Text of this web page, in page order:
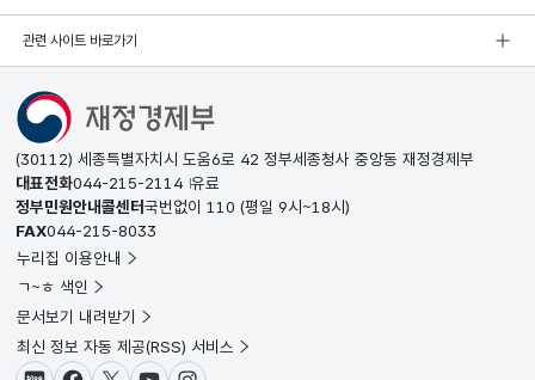
관련 사이트 바로가기
(30112) 세종특별자치시 도움6로 42 정부세종청사 중앙동 재정경제부
대표전화044-215-2114 유료
정부민원안내콜센터국번없이 110 (평일 9시~18시)
FAX044-215-8033
누리집 이용안내
ㄱ~ㅎ 색인
문서보기 내려받기
최신 정보 자동 제공(RSS) 서비스
블로그페이스북X(트위터)유튜브인스타그램